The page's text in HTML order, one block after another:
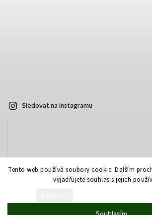
Tento web používá soubory cookie. Dalším
vyjadřujete souhlas s jejich
Sledovat na Instagramu
Vytvořil Shoptet